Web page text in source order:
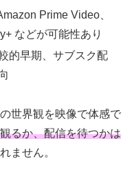
Prime Video、
などが可能性あり
的早期、サブスク配
世界観を映像で体感で
るか、配信を待つかは
ません。